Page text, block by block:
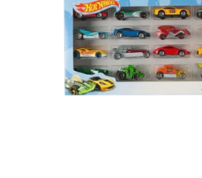
hviezdičiek.